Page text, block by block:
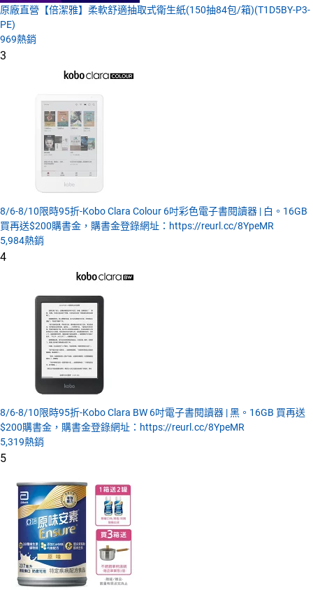
原廠直營【倍潔雅】柔軟舒適抽取式衛生紙(150抽84包/箱)(T1D5BY-P3-
PE)
969熱銷
3
8/6-8/10限時95折-Kobo Clara Colour 6吋彩色電子書閱讀器 | 白。16GB
買再送$200購書金，購書金登錄網址：https://reurl.cc/8YpeMR
5,984熱銷
4
8/6-8/10限時95折-Kobo Clara BW 6吋電子書閱讀器 | 黑。16GB 買再送
$200購書金，購書金登錄網址：https://reurl.cc/8YpeMR
5,319熱銷
5